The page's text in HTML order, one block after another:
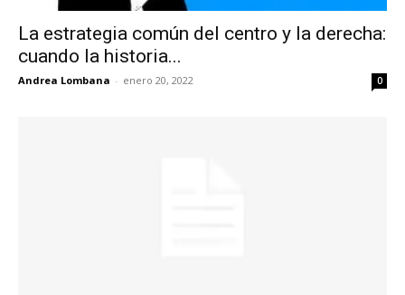
La estrategia común del centro y la derecha:
cuando la historia...
Andrea Lombana - enero 20, 2022 0